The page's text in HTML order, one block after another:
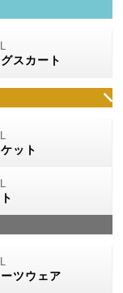
スカート
ット
ツウェア